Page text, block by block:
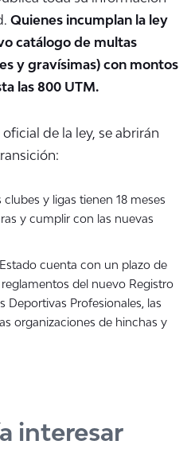
Quienes incumplan la ley
catálogo de multas
y gravísimas) con montos
las 800 UTM.
de la ley, se abrirán
clubes y ligas tienen 18 meses
y cumplir con las nuevas
cuenta con un plazo de
del nuevo Registro
Deportivas Profesionales, las
organizaciones de hinchas y
interesar